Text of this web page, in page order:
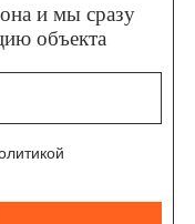
и мы сразу
объекта